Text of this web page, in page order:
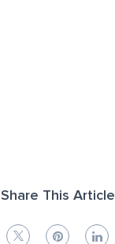
Share This Article